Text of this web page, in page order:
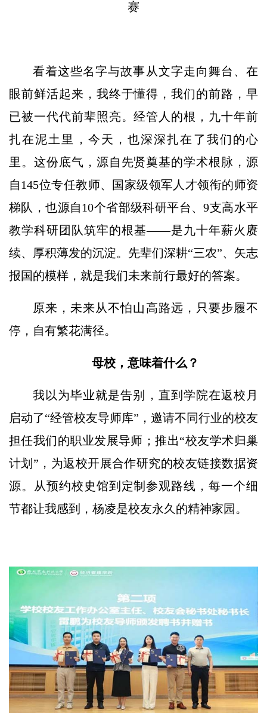
赛
看着这些名字与故事从文字走向舞台、在
眼前鲜活起来，我终于懂得，我们的前路，早
已被一代代前辈照亮。经管人的根，九十年前
扎在泥土里，今天，也深深扎在了我们的心
里。这份底气，源自先贤奠基的学术根脉，源
自145位专任教师、国家级领军人才领衔的师资
梯队，也源自10个省部级科研平台、9支高水平
教学科研团队筑牢的根基——是九十年薪火赓
续、厚积薄发的沉淀。先辈们深耕“三农”、矢志
报国的模样，就是我们未来前行最好的答案。
原来，未来从不怕山高路远，只要步履不
停，自有繁花满径。
母校，意味着什么？
我以为毕业就是告别，直到学院在返校月
启动了“经管校友导师库”，邀请不同行业的校友
担任我们的职业发展导师；推出“校友学术归巢
计划”，为返校开展合作研究的校友链接数据资
源。从预约校史馆到定制参观路线，每一个细
节都让我感到，杨凌是校友永久的精神家园。